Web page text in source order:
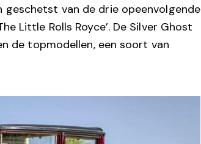
van de drie opeenvolgende
Little Rolls Royce’. De Silver Ghost
de topmodellen, een soort van